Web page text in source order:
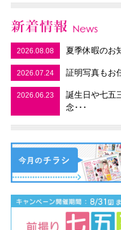
2026.08.08 夏季休暇のお
2026.07.24 証明写真もお
2026.06.23
誕生日や七五
念･･･